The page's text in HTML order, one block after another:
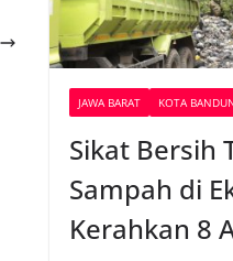
JAWA BARAT KOTA
Sikat Bersih
Sampah di
Kerahkan 8